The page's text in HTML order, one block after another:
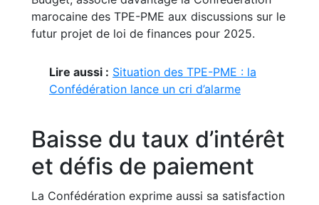
marocaine des TPE-PME aux discussions sur le
futur projet de loi de finances pour 2025.
Lire aussi : Situation des TPE-PME : la
Confédération lance un cri d’alarme
Baisse du taux d’intérêt
et défis de paiement
La Confédération exprime aussi sa satisfaction